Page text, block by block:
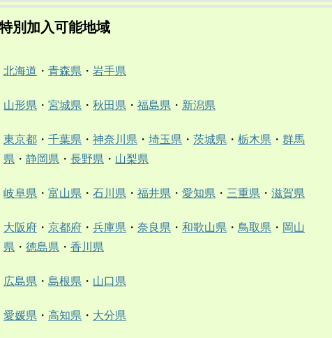
別加入可能地域
北海道 ・ 青森県 ・ 岩手県
山形県 ・ 宮城県 ・ 秋田県 ・ 福島県 ・ 新潟県
東京都 ・ 千葉県 ・ 神奈川県 ・ 埼玉県 ・ 茨城県 ・ 栃木県 ・ 群馬
県 ・ 静岡県 ・ 長野県 ・ 山梨県
岐阜県 ・ 富山県 ・ 石川県 ・ 福井県 ・ 愛知県 ・ 三重県 ・ 滋賀県
大阪府 ・ 京都府 ・ 兵庫県 ・ 奈良県 ・ 和歌山県 ・ 鳥取県 ・ 岡山
県 ・ 徳島県 ・ 香川県
広島県 ・ 島根県 ・ 山口県
愛媛県 ・ 高知県 ・ 大分県